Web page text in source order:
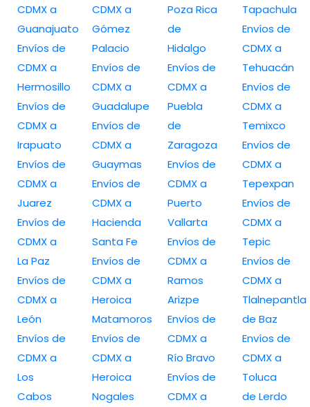
CDMX a
Guanajuato
Envíos de
CDMX a
Hermosillo
Envíos de
CDMX a
Irapuato
Envíos de
CDMX a
Juarez
Envíos de
CDMX a
La Paz
Envíos de
CDMX a
León
Envíos de
CDMX a
Los
Cabos
CDMX a
Gómez
Palacio
Envíos de
CDMX a
Guadalupe
Envíos de
CDMX a
Guaymas
Envíos de
CDMX a
Hacienda
Santa Fe
Envíos de
CDMX a
Heroica
Matamoros
Envíos de
CDMX a
Heroica
Nogales
Poza Rica
de
Hidalgo
Envíos de
CDMX a
Puebla
de
Zaragoza
Envíos de
CDMX a
Puerto
Vallarta
Envíos de
CDMX a
Ramos
Arizpe
Envíos de
CDMX a
Río Bravo
Envíos de
CDMX a
Tapachula
Envíos de
CDMX a
Tehuacán
Envíos de
CDMX a
Temixco
Envíos de
CDMX a
Tepexpan
Envíos de
CDMX a
Tepic
Envíos de
CDMX a
Tlalnepantla
de Baz
Envíos de
CDMX a
Toluca
de Lerdo